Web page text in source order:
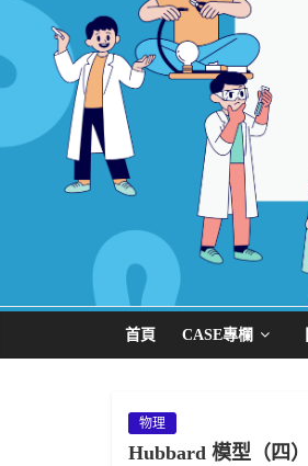
首頁 CASE專欄
物理
Hubbard 模型（四